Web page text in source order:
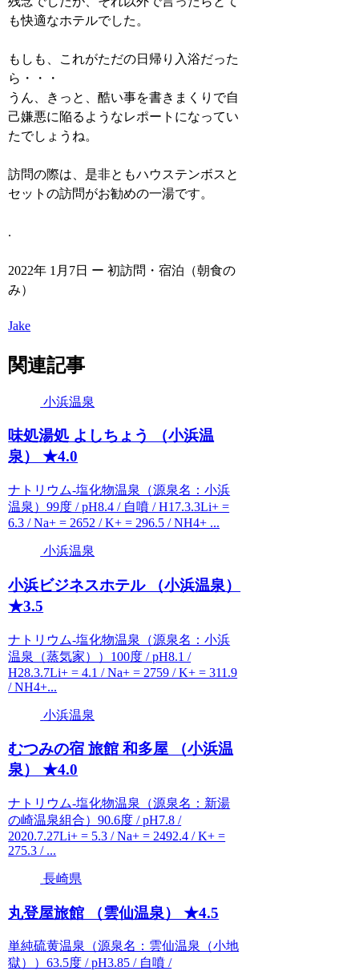
も快適なホテルでした。
もしも、これがただの日帰り入浴だった
ら・・・
うん、きっと、酷い事を書きまくりで自
己嫌悪に陥るようなレポートになってい
たでしょうね。
訪問の際は、是非ともハウステンボスと
セットの訪問がお勧めの一湯です。
.
2022年 1月7日 ー 初訪問・宿泊（朝食の
み）
Jake
関連記事
小浜温泉
味処湯処 よしちょう （小浜温
泉） ★4.0
ナトリウム-塩化物温泉（源泉名：小浜
温泉）99度 / pH8.4 / 自噴 / H17.3.3Li+ =
6.3 / Na+ = 2652 / K+ = 296.5 / NH4+ ...
小浜温泉
小浜ビジネスホテル （小浜温泉）
★3.5
ナトリウム-塩化物温泉（源泉名：小浜
温泉（蒸気家））100度 / pH8.1 /
H28.3.7Li+ = 4.1 / Na+ = 2759 / K+ = 311.9
/ NH4+...
小浜温泉
むつみの宿 旅館 和多屋 （小浜温
泉） ★4.0
ナトリウム-塩化物温泉（源泉名：新湯
の崎温泉組合）90.6度 / pH7.8 /
2020.7.27Li+ = 5.3 / Na+ = 2492.4 / K+ =
275.3 / ...
長崎県
丸登屋旅館 （雲仙温泉） ★4.5
単純硫黄温泉（源泉名：雲仙温泉（小地
獄））63.5度 / pH3.85 / 自噴 /